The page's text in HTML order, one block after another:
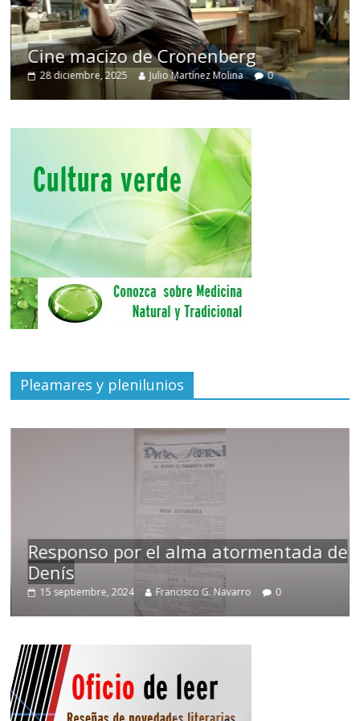
macizo de Cronenberg
28 diciembre, 2025 Julio Martínez Molina 0
El
30
Pleamares y plenilunios
Responso por el alma atormentada de
Denís
15 septiembre, 2024 Francisco G. Navarro 0